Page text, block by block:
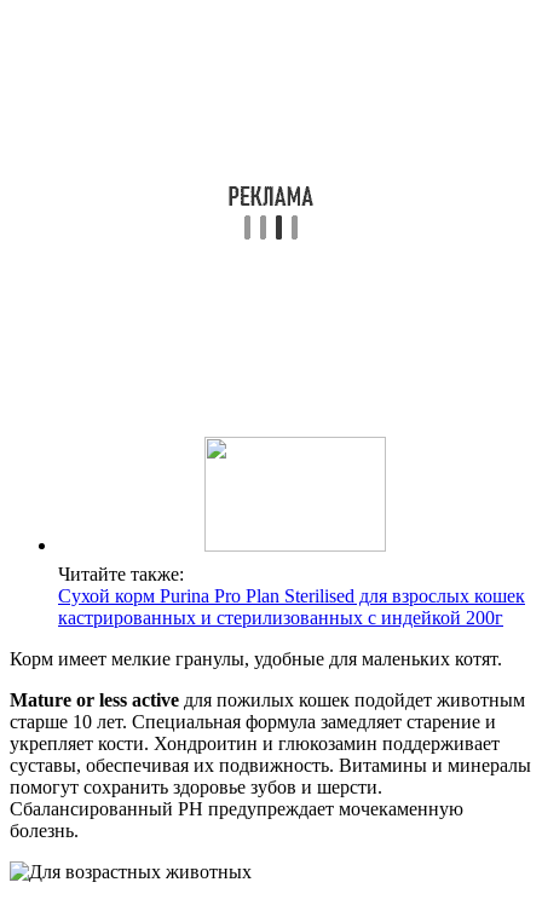
Читайте также:
Сухой корм Purina Pro Plan Sterilised для взрослых кошек
кастрированных и стерилизованных с индейкой 200г
Корм имеет мелкие гранулы, удобные для маленьких котят.
Mature or less active для пожилых кошек подойдет животным
старше 10 лет. Специальная формула замедляет старение и
укрепляет кости. Хондроитин и глюкозамин поддерживает
суставы, обеспечивая их подвижность. Витамины и минералы
помогут сохранить здоровье зубов и шерсти.
Сбалансированный PH предупреждает мочекаменную
болезнь.